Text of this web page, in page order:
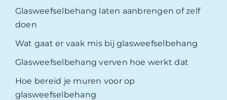
Glasweefselbehang laten aanbrengen of zelf
doen
Wat gaat er vaak mis bij glasweefselbehang
Glasweefselbehang verven hoe werkt dat
Hoe bereid je muren voor op
glasweefselbehang